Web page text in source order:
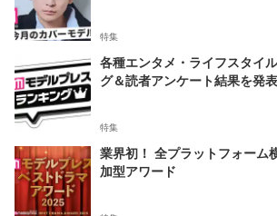
特集
各種エンタメ・ライフスタイ
グ＆読者アンケート結果を発表
特集
業界初！ 全プラットフォーム
加型アワード